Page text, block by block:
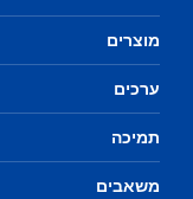
מוצרים
ערכים
תמיכה
משאבים